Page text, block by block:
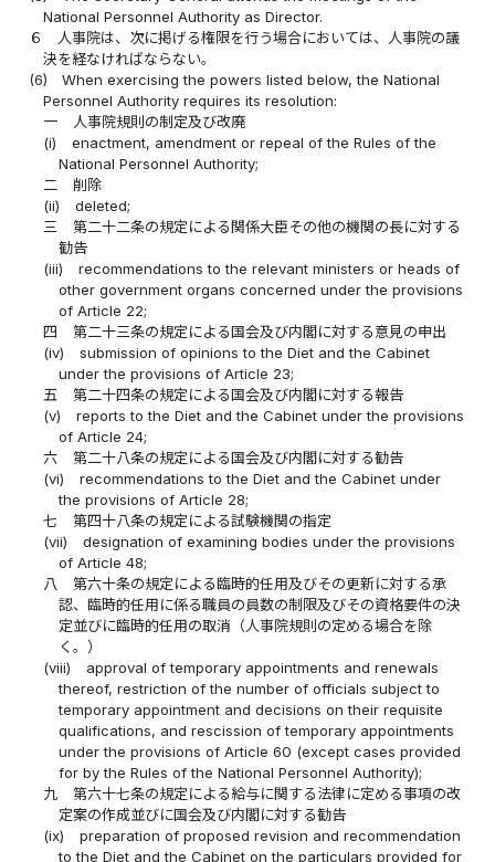
National Personnel Authority as Director.
６
人事院は、次に掲げる権限を行う場合においては、人事院の議
決を経なければならない。
(6)
When exercising the powers listed below, the National
Personnel Authority requires its resolution:
一
人事院規則の制定及び改廃
(i)
enactment, amendment or repeal of the Rules of the
National Personnel Authority;
二
削除
(ii)
deleted;
三
第二十二条の規定による関係大臣その他の機関の長に対する
勧告
(iii)
recommendations to the relevant ministers or heads of
other government organs concerned under the provisions
of Article 22;
四
第二十三条の規定による国会及び内閣に対する意見の申出
(iv)
submission of opinions to the Diet and the Cabinet
under the provisions of Article 23;
五
第二十四条の規定による国会及び内閣に対する報告
(v)
reports to the Diet and the Cabinet under the provisions
of Article 24;
六
第二十八条の規定による国会及び内閣に対する勧告
(vi)
recommendations to the Diet and the Cabinet under
the provisions of Article 28;
七
第四十八条の規定による試験機関の指定
(vii)
designation of examining bodies under the provisions
of Article 48;
八
第六十条の規定による臨時的任用及びその更新に対する承
認、臨時的任用に係る職員の員数の制限及びその資格要件の決
定並びに臨時的任用の取消（人事院規則の定める場合を除
く。）
(viii)
approval of temporary appointments and renewals
thereof, restriction of the number of officials subject to
temporary appointment and decisions on their requisite
qualifications, and rescission of temporary appointments
under the provisions of Article 60 (except cases provided
for by the Rules of the National Personnel Authority);
九
第六十七条の規定による給与に関する法律に定める事項の改
定案の作成並びに国会及び内閣に対する勧告
(ix)
preparation of proposed revision and recommendation
to the Diet and the Cabinet on the particulars provided for